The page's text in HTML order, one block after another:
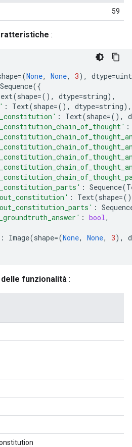
59
:
=(None, None, 3), dtype=
Sequence({
(shape=(), dtype=string),
: Text(shape=(), dtype=string),
: Text(shape=(),
:
: Sequence(
: Text(shape=
:
: bool,
: Image(shape=(None, None, 3),
funzionalità :